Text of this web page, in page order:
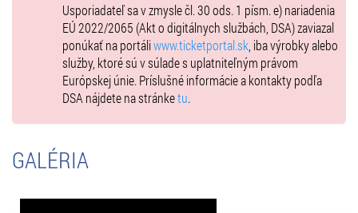
Usporiadateľ sa v zmysle čl. 30 ods. 1 písm. e) nariadenia
EÚ 2022/2065 (Akt o digitálnych službách, DSA) zaviazal
ponúkať na portáliwww.ticketportal.sk , iba výrobky alebo
služby, ktoré sú v súlade s uplatniteľným právom
Európskej únie. Príslušné informácie a kontakty podľa
DSA nájdete na stránketu.
GALÉRIA